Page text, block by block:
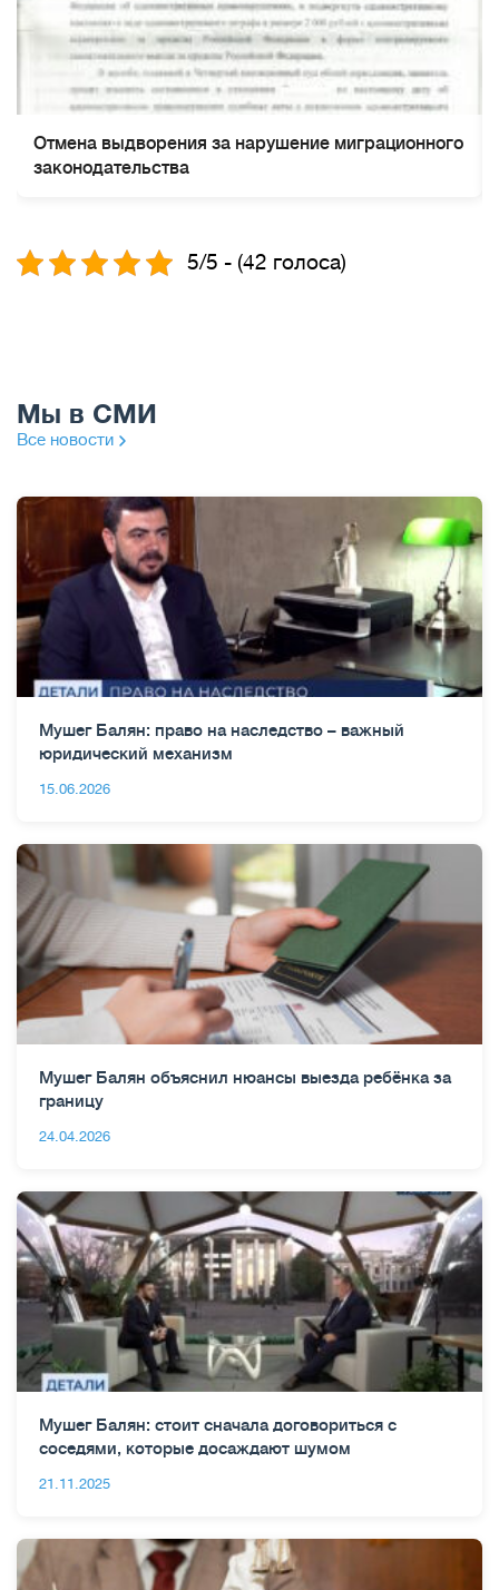
Отмена выдворения за нарушение миграционного
законодательства
5/5 - (42 голоса)
Мы в СМИ
Все новости
Мушег Балян: право на наследство – важный
юридический механизм
15.06.2026
Мушег Балян объяснил нюансы выезда ребёнка за
границу
24.04.2026
Мушег Балян: стоит сначала договориться с
соседями, которые досаждают шумом
21.11.2025